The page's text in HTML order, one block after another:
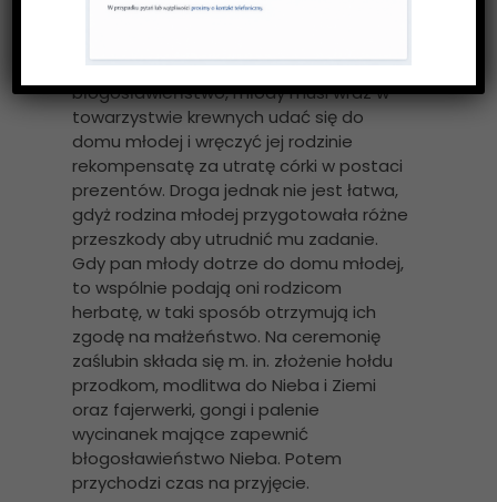
Według chińskiej tradycji, aby uzyskać
błogosławieństwo, młody musi wraz w
towarzystwie krewnych udać się do
domu młodej i wręczyć jej rodzinie
rekompensatę za utratę córki w postaci
prezentów. Droga jednak nie jest łatwa,
gdyż rodzina młodej przygotowała różne
przeszkody aby utrudnić mu zadanie.
Gdy pan młody dotrze do domu młodej,
to wspólnie podają oni rodzicom
herbatę, w taki sposób otrzymują ich
zgodę na małżeństwo. Na ceremonię
zaślubin składa się m. in. złożenie hołdu
przodkom, modlitwa do Nieba i Ziemi
oraz fajerwerki, gongi i palenie
wycinanek mające zapewnić
błogosławieństwo Nieba. Potem
przychodzi czas na przyjęcie.